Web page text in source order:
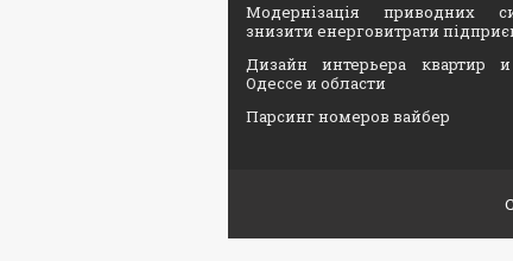
Модернізація приводних
знизити енерговитрати
Дизайн интерьера квартир
Одессе и области
Парсинг номеров вайбер